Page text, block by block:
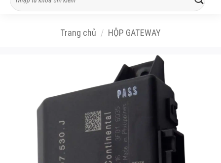
kiếm:
Trang chủ / HỘP GATEWAY